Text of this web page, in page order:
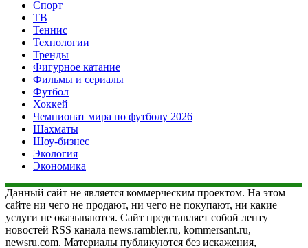
Спорт
ТВ
Теннис
Технологии
Тренды
Фигурное катание
Фильмы и сериалы
Футбол
Хоккей
Чемпионат мира по футболу 2026
Шахматы
Шоу-бизнес
Экология
Экономика
Данный сайт не является коммерческим проектом. На этом
сайте ни чего не продают, ни чего не покупают, ни какие
услуги не оказываются. Сайт представляет собой ленту
новостей RSS канала news.rambler.ru, kommersant.ru,
newsru.com. Материалы публикуются без искажения,